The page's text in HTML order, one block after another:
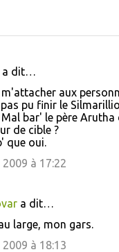
a dit…
aux
pu finir le
bar' le père Arutha
de cible ?
que oui.
à 17:22
a dit…
large, mon gars.
à 18:13